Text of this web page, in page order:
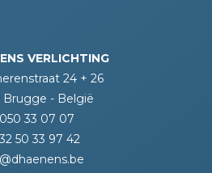
VERLICHTING
24 + 26
- België
33 07 07
50 33 97 42